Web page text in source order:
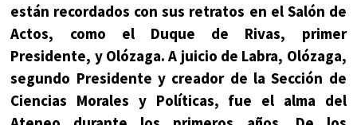
están recordados con sus retratos en el Salón de
Actos, como el Duque de Rivas, primer
Presidente, y Olózaga. A juicio de Labra, Olózaga,
segundo Presidente y creador de la Sección de
Ciencias Morales y Políticas, fue el alma del